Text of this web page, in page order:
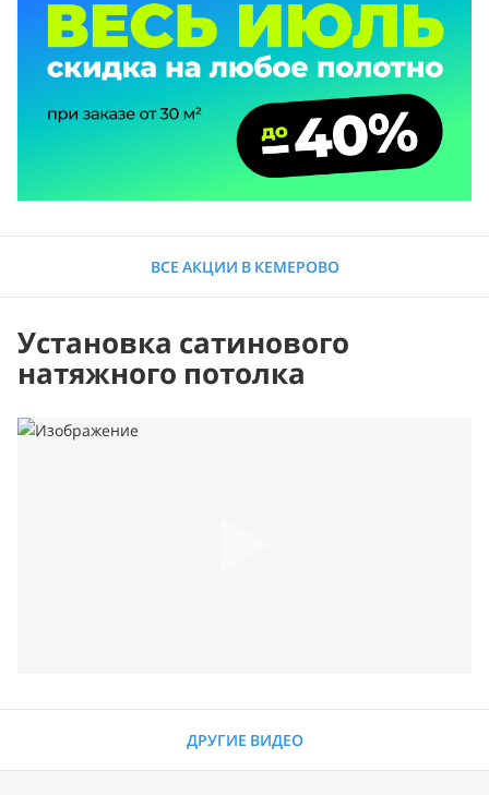
ВСЕ АКЦИИ В КЕМЕРОВО
Установка сатинового
натяжного потолка
ДРУГИЕ ВИДЕО